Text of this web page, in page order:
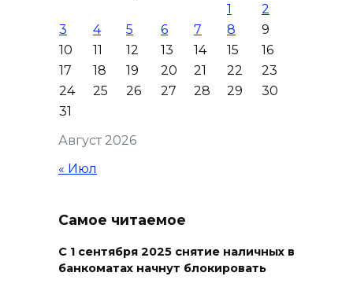
Ростовчане оказались среди
эвакуированных с пляжа в
Новороссийске
08 августа 2026 10:40
ликвидировали 16
техногенных пожаров и 30
08 августа 2026 10:35
В Ростовской области
объявили штормовое
Август 2026
1
2
3
4 5 6 7 8
9
10
11 12 13 14 15
16
17
18 19 20 21 22
23
24
25 26 27 28 29
30
31
« Июл
Самое читаемое
С 1 сентября 2025 снятие наличных в
банкоматах начнут блокировать